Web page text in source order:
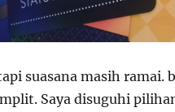
suasana masih ramai.
Saya disuguhi